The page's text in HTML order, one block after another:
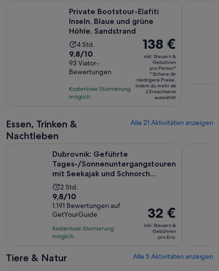
Private Bootstour-Elafiti
Inseln, Blaue und grüne
Höhle, Sandstrand
Die
Aktivität
dauert
4
Stunden
4 Std.
9.8
von
10,
basierend
auf
9,8/10
93 Viator-
Bewertungen
Kostenlose Stornierung
möglich
Der
Preis
beträgt
138 €
pro
Person*
138 €
inkl. Steuern &
Gebühren
pro Person*
* Sichere dir
niedrigere Preise,
indem du mehr als
2 Erwachsene
auswählst
Essen, Trinken &
Nachtleben
Alle 21 Aktivitäten anzeigen
Dubrovnik: Geführte
Tages-/Sonnenuntergangstouren
mit Seekajak und Schnorch...
Die
Aktivität
dauert
2
Stunden
2 Std.
9.8
von
10,
basierend
auf
Bewertungen.
9,8/10
1.191 Bewertungen auf
GetYourGuide
Kostenlose Stornierung
möglich
Der
Preis
beträgt
32 €
Erw.
32 €
inkl. Steuern &
Gebühren
pro Erw.
Tiere & Natur Alle 5 Aktivitäten anzeigen